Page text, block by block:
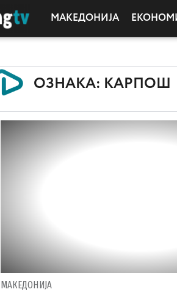
МАКЕДОНИЈА
ОЗНАКА: КАРПОШ
МАКЕДОНИЈА